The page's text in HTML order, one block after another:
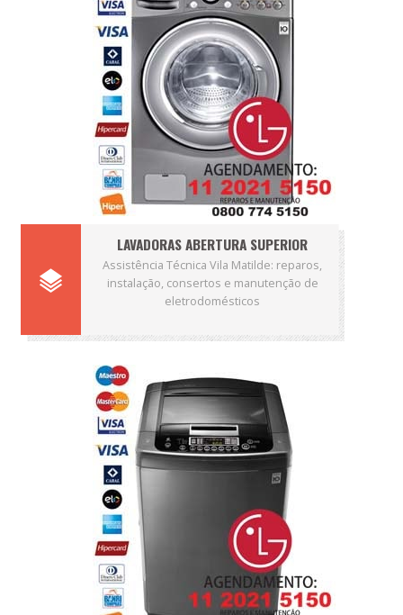
LAVADORAS ABERTURA SUPERIOR
Assistência Técnica Vila Matilde: reparos,
instalação, consertos e manutenção de
eletrodomésticos